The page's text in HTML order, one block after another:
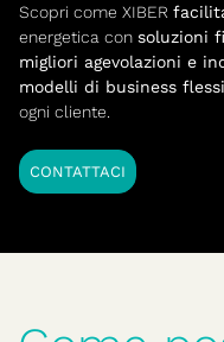
Scopri come XIBER
energetica con soluzioni
migliori agevolazioni e
modelli di business
ogni cliente.
CONTATTACI